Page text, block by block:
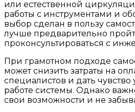
или естественной
работы с инструментами и
выбор сделан в пользу
лучше предварительно
проконсультироваться с
При грамотном подходе
может снизить затраты на
специалистов и дать чувство
работе системы. Однако
свои возможности и не